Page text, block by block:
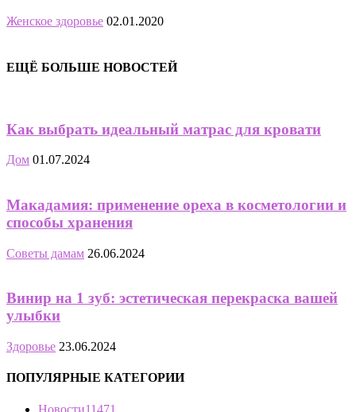
Женское здоровье 02.01.2020
ЕЩЁ БОЛЬШЕ НОВОСТЕЙ
Как выбрать идеальный матрас для кровати
Дом 01.07.2024
Макадамия: применение ореха в косметологии и
способы хранения
Советы дамам 26.06.2024
Винир на 1 зуб: эстетическая перекраска вашей
улыбки
Здоровье 23.06.2024
ПОПУЛЯРНЫЕ КАТЕГОРИИ
Новости11471